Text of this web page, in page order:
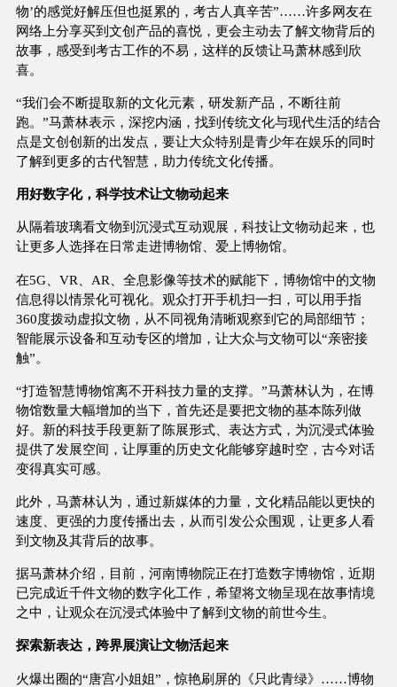
物’的感觉好解压但也挺累的，考古人真辛苦”……许多网友在
网络上分享买到文创产品的喜悦，更会主动去了解文物背后的
故事，感受到考古工作的不易，这样的反馈让马萧林感到欣
喜。
“我们会不断提取新的文化元素，研发新产品，不断往前
跑。”马萧林表示，深挖内涵，找到传统文化与现代生活的结合
点是文创创新的出发点，要让大众特别是青少年在娱乐的同时
了解到更多的古代智慧，助力传统文化传播。
用好数字化，科学技术让文物动起来
从隔着玻璃看文物到沉浸式互动观展，科技让文物动起来，也
让更多人选择在日常走进博物馆、爱上博物馆。
在5G、VR、AR、全息影像等技术的赋能下，博物馆中的文物
信息得以情景化可视化。观众打开手机扫一扫，可以用手指
360度拨动虚拟文物，从不同视角清晰观察到它的局部细节；
智能展示设备和互动专区的增加，让大众与文物可以“亲密接
触”。
“打造智慧博物馆离不开科技力量的支撑。”马萧林认为，在博
物馆数量大幅增加的当下，首先还是要把文物的基本陈列做
好。新的科技手段更新了陈展形式、表达方式，为沉浸式体验
提供了发展空间，让厚重的历史文化能够穿越时空，古今对话
变得真实可感。
此外，马萧林认为，通过新媒体的力量，文化精品能以更快的
速度、更强的力度传播出去，从而引发公众围观，让更多人看
到文物及其背后的故事。
据马萧林介绍，目前，河南博物院正在打造数字博物馆，近期
已完成近千件文物的数字化工作，希望将文物呈现在故事情境
之中，让观众在沉浸式体验中了解到文物的前世今生。
探索新表达，跨界展演让文物活起来
火爆出圈的“唐宫小姐姐”，惊艳刷屏的《只此青绿》……博物